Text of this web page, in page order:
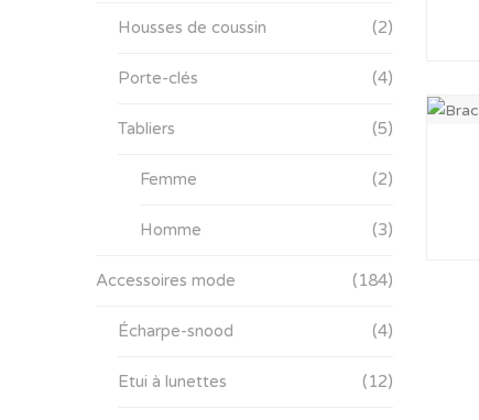
Housses de coussin (2)
Porte-clés (4)
Tabliers (5)
Femme (2)
Homme (3)
Accessoires mode (184)
Écharpe-snood (4)
Etui à lunettes (12)